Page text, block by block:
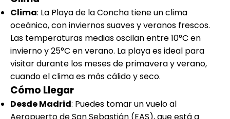
Clima: La Playa de la Concha tiene un clima
oceánico, con inviernos suaves y veranos frescos.
Las temperaturas medias oscilan entre 10°C en
invierno y 25°C en verano. La playa es ideal para
visitar durante los meses de primavera y verano,
cuando el clima es más cálido y seco.
Cómo Llegar
Desde Madrid: Puedes tomar un vuelo al
Aeropuerto de San Sebastián (EAS), que está a